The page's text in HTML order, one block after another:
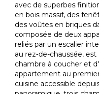
avec de superbes
en bois massif, des
des voûtes en briques
composée de deux
reliés par un escalier
au rez-de-chaussée,
chambre à coucher et
appartement au
cuisine accessible